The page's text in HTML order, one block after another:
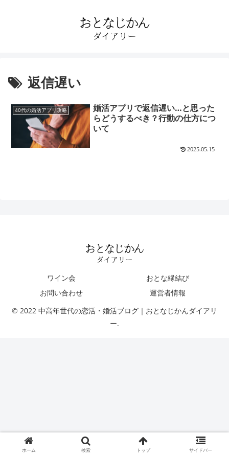
返信遅い
40代の婚活アプリ攻略
婚活アプリで返信遅い…と思った
らどうするべき？行動の仕方につ
いて
2025.05.15
ワイン会
おとな縁結び
お問い合わせ
運営者情報
© 2022 中高年世代の恋活・婚活ブログ｜おとなじかんダイアリ
ー.
ホーム 検索 トップ サイドバー